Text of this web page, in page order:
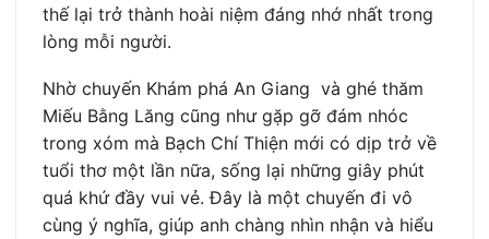
thế lại trở thành hoài niệm đáng nhớ nhất trong
lòng mỗi người.
Nhờ chuyến Khám phá An Giang và ghé thăm
Miếu Bằng Lăng cũng như gặp gỡ đám nhóc
trong xóm mà Bạch Chí Thiện mới có dịp trở về
tuổi thơ một lần nữa, sống lại những giây phút
quá khứ đầy vui vẻ. Đây là một chuyến đi vô
cùng ý nghĩa, giúp anh chàng nhìn nhận và hiểu